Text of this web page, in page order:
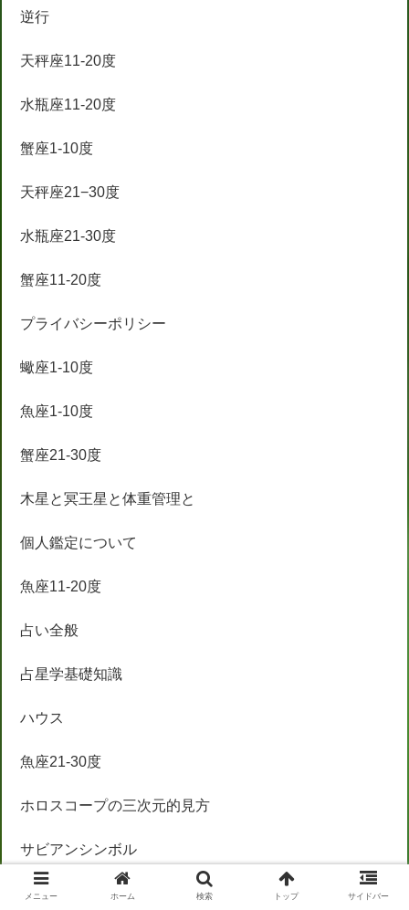
逆行
天秤座11-20度
水瓶座11-20度
蟹座1-10度
天秤座21−30度
水瓶座21-30度
蟹座11-20度
プライバシーポリシー
蠍座1-10度
魚座1-10度
蟹座21-30度
木星と冥王星と体重管理と
個人鑑定について
魚座11-20度
占い全般
占星学基礎知識
ハウス
魚座21-30度
ホロスコープの三次元的見方
サビアンシンボル
蠍座11-20度
メニュー ホーム 検索 トップ サイドバー